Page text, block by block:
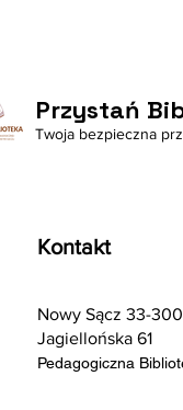
Przystań
Twoja bezpieczna
Kontakt
Nowy Sącz 33-300
Jagiellońska 61
Pedagogiczna